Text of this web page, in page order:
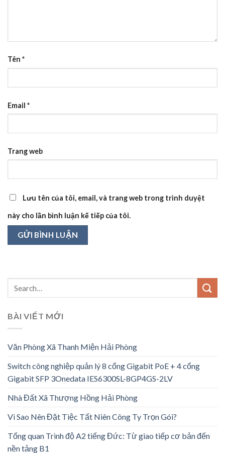
Tên *
Email *
Trang web
Lưu tên của tôi, email, và trang web trong trình duyệt
này cho lần bình luận kế tiếp của tôi.
BÀI VIẾT MỚI
Văn Phòng Xã Thanh Miện Hải Phòng
Switch công nghiệp quản lý 8 cổng Gigabit PoE + 4 cổng
Gigabit SFP 3Onedata IES6300SL-8GP4GS-2LV
Nhà Đất Xã Thượng Hồng Hải Phòng
Vì Sao Nên Đặt Tiệc Tất Niên Công Ty Trọn Gói?
Tổng quan Trình độ A2 tiếng Đức: Từ giao tiếp cơ bản đến
nền tảng B1